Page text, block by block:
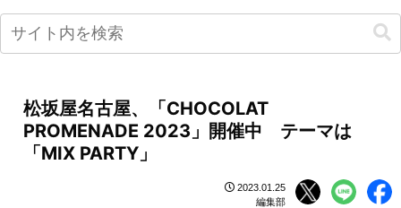
松坂屋名古屋、「CHOCOLAT
PROMENADE 2023」開催中 テーマは
「MIX PARTY」
2023.01.25
編集部